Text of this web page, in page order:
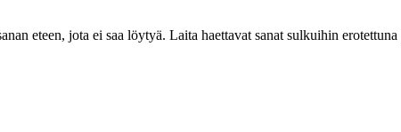
eteen, jota ei saa löytyä. Laita haettavat sanat sulkuihin erotettuna